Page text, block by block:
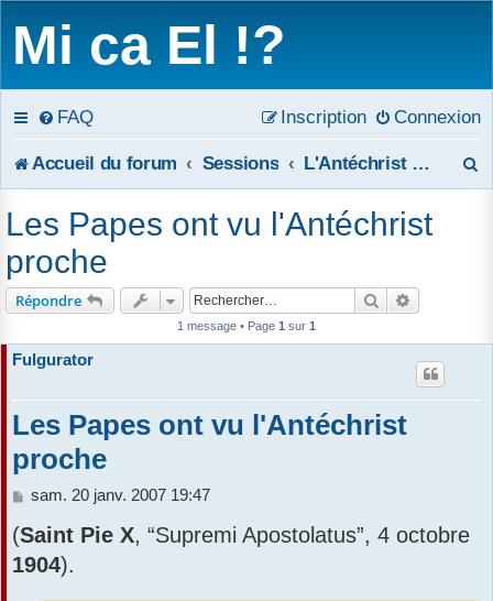
Mi ca El !?
FAQ Connexion
Inscription
Accueil du forum Sessions L'Antéchrist et les deux Témoins de l'Apocalypse
c
Les Papes ont vu l'Antéchrist
proche
Répondre Rechercher
1 message • Page 1 sur 1
Fulgurator
Les Papes ont vu l'Antéchrist
proche
M
s
s
a
sam. 20 janv. 2007 19:47
(Saint Pie X, “Supremi Apostolatus”, 4 octobre
1904).